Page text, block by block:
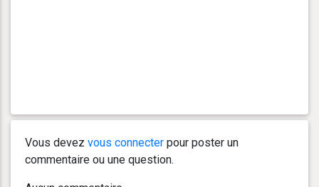
Vous devez vous connecter pour poster un
commentaire ou une question.